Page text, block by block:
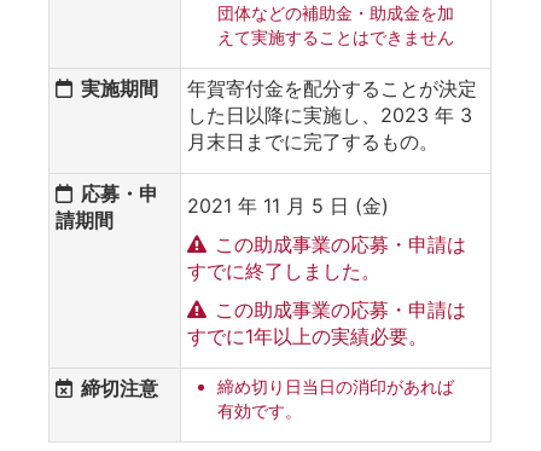
団体などの補助金・助成金を加
えて実施することはできません
実施期間
年賀寄付金を配分することが決定
した日以降に実施し、2023 年 3
月末日までに完了するもの。
応募・申
請期間
2021 年 11 月 5 日 (金)
この助成事業の応募・申請は
すでに終了しました。
この助成事業の応募・申請は
すでに1年以上の実績必要。
締切注意
締め切り日当日の消印があれば
有効です。